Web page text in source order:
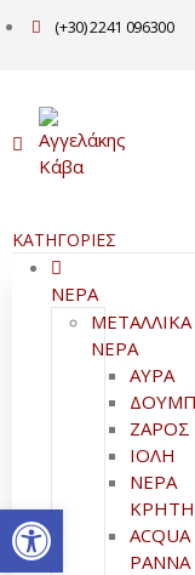
(+30) 2241 096300
ΚΑΤΗΓΟΡΙΕΣ
ΝΕΡΑ
ΜΕΤΑΛΛΙΚΑ
ΝΕΡΑ
ΑΥΡΑ
ΖΑΡΟΣ
ΙΟΛΗ
ΝΕΡΑ
ACQUA
PANNA
Ανοίξτε